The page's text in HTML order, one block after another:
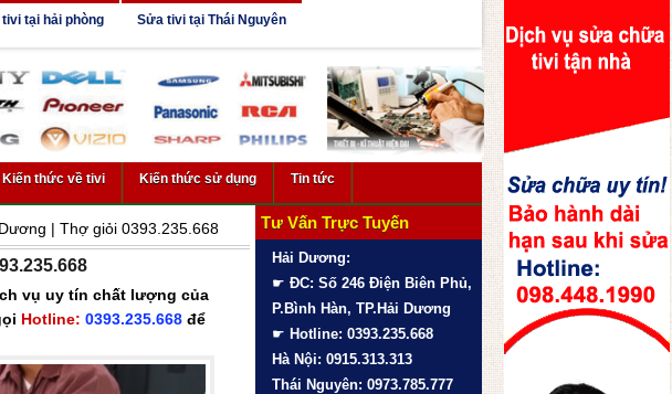
tại hải phòng Sửa tivi tại Thái Nguyên
Kiến thức về tivi Kiến thức sử dụng Tin tức
| Thợ giỏi 0393.235.668
vụ uy tín chất lượng của
Hotline: 0393.235.668 để
Tư Vấn Trực Tuyến
Hải Dương:
☛ ĐC: Số 246 Điện Biên Phủ,
P.Bình Hàn, TP.Hải Dương
☛ Hotline: 0393.235.668
Hà Nội: 0915.313.313
Thái Nguyên: 0973.785.777